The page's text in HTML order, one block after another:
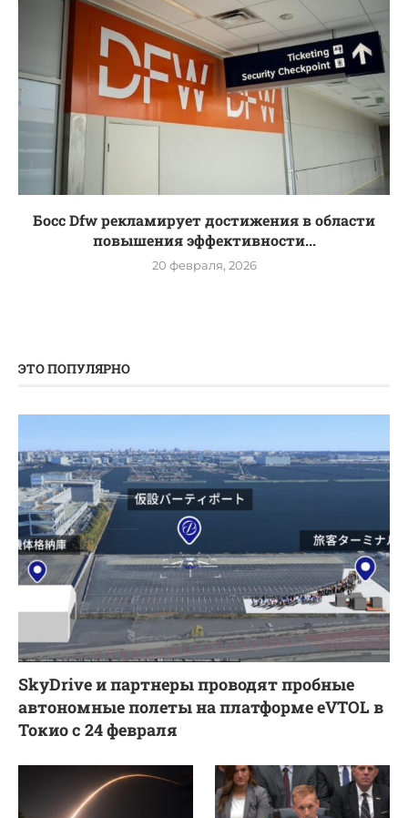
Босс Dfw рекламирует достижения в области
повышения эффективности...
20 февраля, 2026
ЭТО ПОПУЛЯРНО
SkyDrive и партнеры проводят пробные
автономные полеты на платформе eVTOL в
Токио с 24 февраля